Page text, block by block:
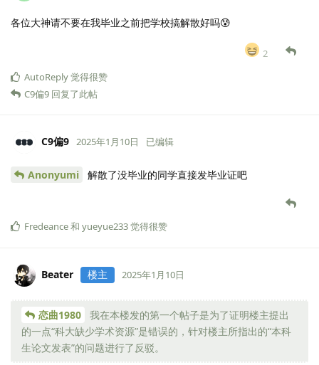
各位大神请不要在我毕业之前把学校搞解散好吗😰
2
AutoReply觉得很赞
C9偏9 回复了此帖
C9偏9 2025年1月10日 已编辑
Anonyumi 解散了没毕业的同学直接发毕业证吧
Fredeance和 yueyue233觉得很赞
Beater 楼主 2025年1月10日
恋曲1980
我在本楼发的第一个帖子是为了证明楼主提出
的一点“科大缺少学术资源”是错误的，针对楼主所指出的“本科
生论文发表”的问题进行了反驳。